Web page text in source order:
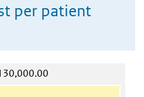
per patient